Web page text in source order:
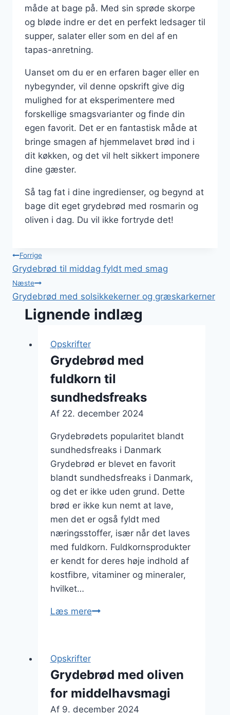
måde at bage på. Med sin sprøde skorpe
og bløde indre er det en perfekt ledsager til
supper, salater eller som en del af en
tapas-anretning.
Uanset om du er en erfaren bager eller en
nybegynder, vil denne opskrift give dig
mulighed for at eksperimentere med
forskellige smagsvarianter og finde din
egen favorit. Det er en fantastisk måde at
bringe smagen af hjemmelavet brød ind i
dit køkken, og det vil helt sikkert imponere
dine gæster.
Så tag fat i dine ingredienser, og begynd at
bage dit eget grydebrød med rosmarin og
oliven i dag. Du vil ikke fortryde det!
Indlægsnavigation
Forrige
Grydebrød til middag fyldt med smag
Næste
Grydebrød med solsikkekerner og græskarkerner
Lignende indlæg
Opskrifter
Grydebrød med
fuldkorn til
sundhedsfreaks
Af 22. december 2024
Grydebrødets popularitet blandt
sundhedsfreaks i Danmark
Grydebrød er blevet en favorit
blandt sundhedsfreaks i Danmark,
og det er ikke uden grund. Dette
brød er ikke kun nemt at lave,
men det er også fyldt med
næringsstoffer, især når det laves
med fuldkorn. Fuldkornsprodukter
er kendt for deres høje indhold af
kostfibre, vitaminer og mineraler,
hvilket…
Læs mereGrydebrød
Opskrifter
Grydebrød med oliven
for middelhavsmagi
Af 9. december 2024